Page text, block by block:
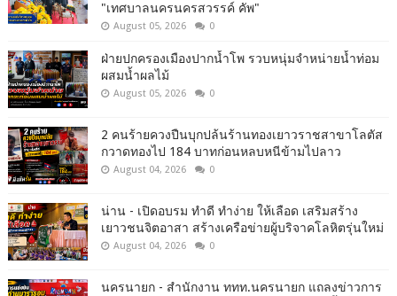
"เทศบาลนครนครสวรรค์ คัพ"
August 05, 2026 0
ฝ่ายปกครองเมืองปากน้ำโพ รวบหนุ่มจำหน่ายน้ำท่อม
ผสมน้ำผลไม้
August 05, 2026 0
2 คนร้ายควงปืนบุกปล้นร้านทองเยาวราชสาขาโลตัส
กวาดทองไป 184 บาทก่อนหลบหนีข้ามไปลาว
August 04, 2026 0
น่าน - เปิดอบรม ทำดี ทำง่าย ให้เลือด เสริมสร้าง
เยาวชนจิตอาสา สร้างเครือข่ายผู้บริจาคโลหิตรุ่นใหม่
August 04, 2026 0
นครนายก - สำนักงาน ททท.นครนายก แถลงข่าวการ